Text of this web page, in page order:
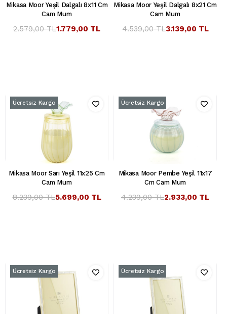
Mikasa Moor Yeşil Dalgalı 8x11 Cm
Cam Mum
1.779,00 TL
2.579,00 TL
Mikasa Moor Yeşil Dalgalı 8x21 Cm
Cam Mum
3.139,00 TL
4.539,00 TL
Mikasa Moor Sarı Yeşil 11x25 Cm
Cam Mum
5.699,00 TL
8.239,00 TL
Ücretsiz Kargo
Mikasa Moor Pembe Yeşil 11x17
Cm Cam Mum
2.933,00 TL
4.239,00 TL
Ücretsiz Kargo
Ücretsiz Kargo Ücretsiz Kargo